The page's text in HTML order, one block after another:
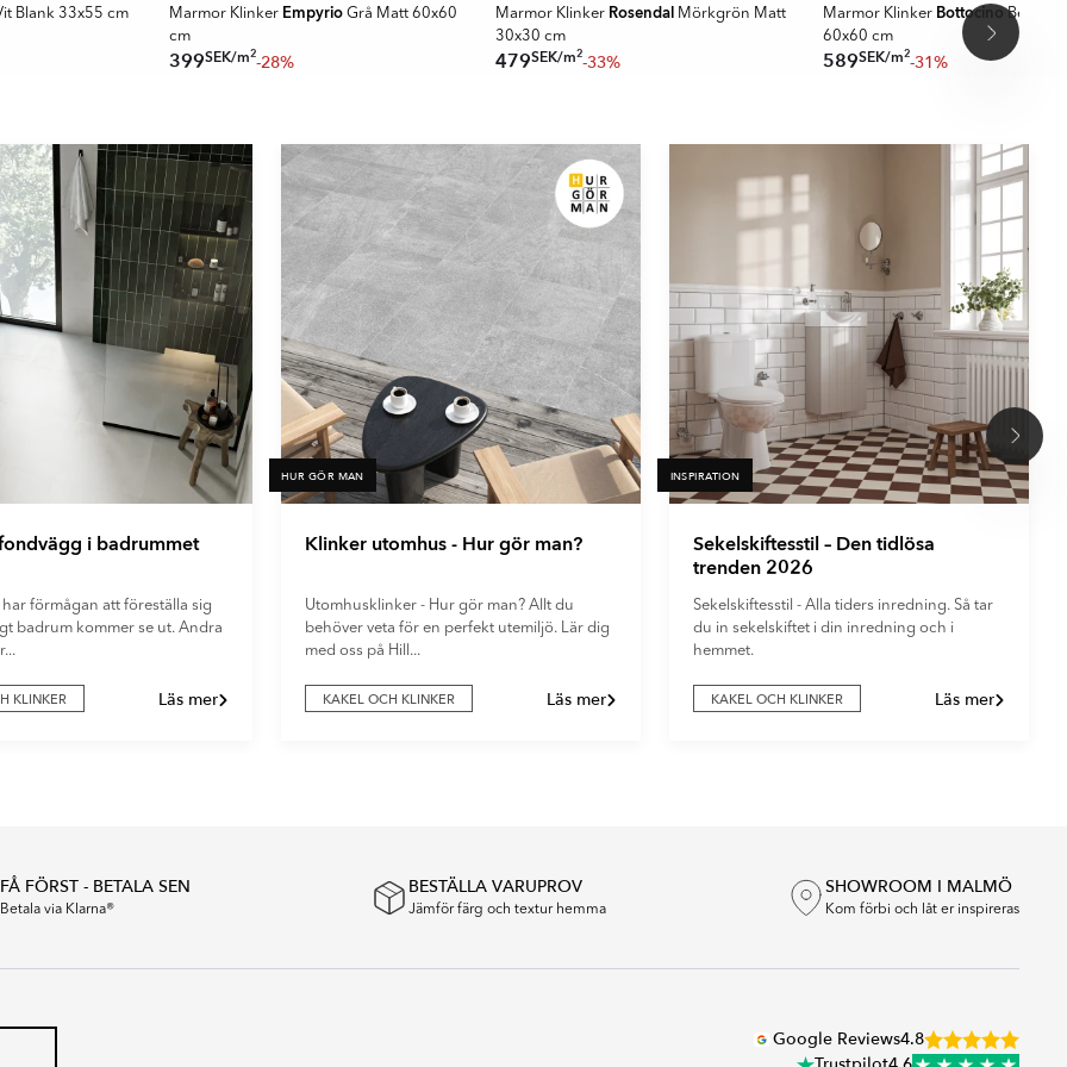
Blank 33x55 cm Marmor Klinker EmpyrioGrå Matt 60x60
cm
399SEK/m2-28%
Marmor Klinker Rosendal Mörkgrön Matt
30x30 cm
479SEK/m2-33%
Marmor Klinker BottocinoBeige
60x60 cm
589SEK/m2-31%
i badrummet
har förmågan att föreställa sig
badrum kommer se ut. Andra
KLINKER Läs mer
HUR GÖR MAN
Klinker utomhus - Hur gör man?
Utomhusklinker - Hur gör man? Allt du
behöver veta för en perfekt utemiljö. Lär dig
med oss på Hill...
KAKEL OCH KLINKER Läs mer
INSPIRATION
Sekelskiftesstil – Den tidlösa
trenden 2026
Sekelskiftesstil - Alla tiders inredning. Så tar
du in sekelskiftet i din inredning och i
hemmet.
KAKEL OCH KLINKER Läs mer
FÅ FÖRST - BETALA SEN
Betala via Klarna®
BESTÄLLA VARUPROV
Jämför färg och textur hemma
SHOWROOM I MALMÖ
Kom förbi och låt er inspireras
Google Reviews4.8